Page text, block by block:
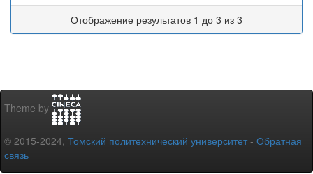
Отображение результатов 1 до 3 из 3
Theme by
© 2015-2024, Томский политехнический университет - Обратная
связь